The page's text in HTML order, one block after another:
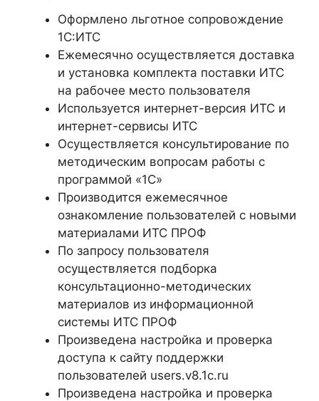
Оформлено льготное сопровождение
1С:ИТС
Ежемесячно осуществляется доставка
и установка комплекта поставки ИТС
на рабочее место пользователя
Используется интернет-версия ИТС и
интернет-сервисы ИТС
Осуществляется консультирование по
методическим вопросам работы с
программой «1С»
Производится ежемесячное
ознакомление пользователей с новыми
материалами ИТС ПРОФ
По запросу пользователя
осуществляется подборка
консультационно-методических
материалов из информационной
системы ИТС ПРОФ
Произведена настройка и проверка
доступа к сайту поддержки
пользователей users.v8.1c.ru
Произведена настройка и проверка